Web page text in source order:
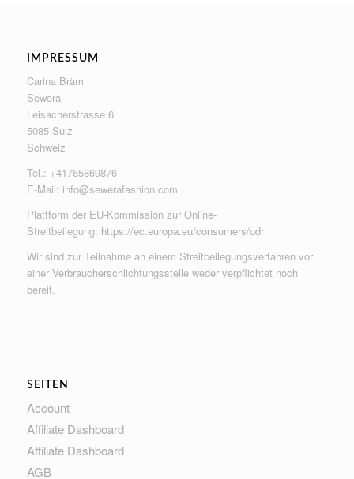
IMPRESSUM
Carina Bräm
Sewera
Leisacherstrasse 6
5085 Sulz
Schweiz
Tel.: +41765869876
E-Mail: info@sewerafashion.com
Plattform der EU-Kommission zur Online-
Streitbeilegung: https://ec.europa.eu/consumers/odr
Wir sind zur Teilnahme an einem Streitbeilegungsverfahren vor
einer Verbraucherschlichtungsstelle weder verpflichtet noch
bereit.
SEITEN
Account
Affiliate Dashboard
Affiliate Dashboard
AGB